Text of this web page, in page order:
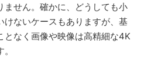
ません。確かに、どうしても小
けないケースもありますが、基
となく画像や映像は高精細な4K